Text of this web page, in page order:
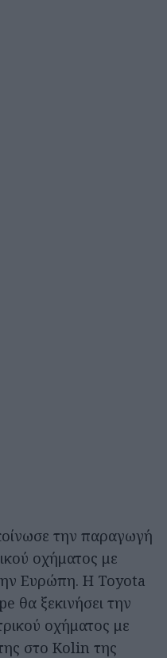
την παραγωγή
οχήματος με
Ευρώπη. Η Toyota
θα ξεκινήσει την
οχήματος με
στο Kolin της